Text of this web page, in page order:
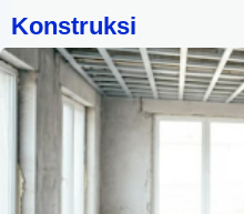
Konstruksi